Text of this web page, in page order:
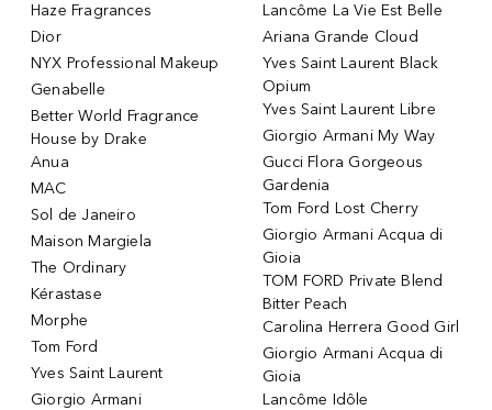
Haze Fragrances
Dior
NYX Professional Makeup
Genabelle
Better World Fragrance
House by Drake
Anua
MAC
Sol de Janeiro
Maison Margiela
The Ordinary
Kérastase
Morphe
Tom Ford
Yves Saint Laurent
Giorgio Armani
Lancôme La Vie Est Belle
Ariana Grande Cloud
Yves Saint Laurent Black
Opium
Yves Saint Laurent Libre
Giorgio Armani My Way
Gucci Flora Gorgeous
Gardenia
Tom Ford Lost Cherry
Giorgio Armani Acqua di
Gioia
TOM FORD Private Blend
Bitter Peach
Carolina Herrera Good Girl
Giorgio Armani Acqua di
Gioia
Lancôme Idôle